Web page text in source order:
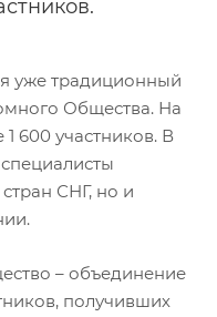
уже традиционный
Общества. На
600 участников. В
СНГ, но и
– объединение
получивших